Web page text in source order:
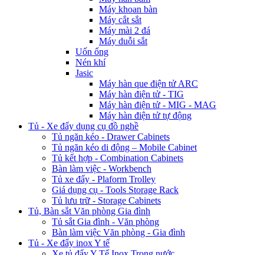
Máy khoan bàn
Máy cắt sắt
Máy mài 2 đá
Máy duỗi sắt
Uốn ống
Nén khí
Jasic
Máy hàn que điện tử ARC
Máy hàn điện tử - TIG
Máy hàn điện tử - MIG - MAG
Máy hàn điện tử tự động
Tủ - Xe đẩy dụng cụ đồ nghề
Tủ ngăn kéo - Drawer Cabinets
Tủ ngăn kéo di động – Mobile Cabinet
Tủ kết hợp - Combination Cabinets
Bàn làm việc - Workbench
Tủ xe đẩy - Plaform Trolley
Giá dụng cụ - Tools Storage Rack
Tủ lưu trữ - Storage Cabinets
Tủ, Bàn sắt Văn phòng Gia đình
Tủ sắt Gia đình - Văn phòng
Bàn làm việc Văn phòng - Gia đình
Tủ - Xe đẩy inox Y tế